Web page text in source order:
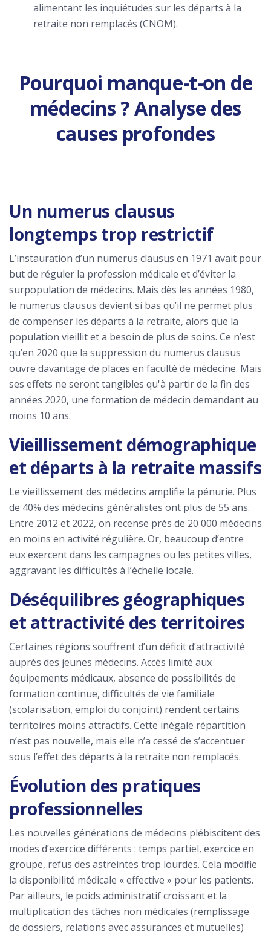
alimentant les inquiétudes sur les départs à la
retraite non remplacés (CNOM).
Pourquoi manque-t-on de
médecins ? Analyse des
causes profondes
Un numerus clausus
longtemps trop restrictif
L’instauration d’un numerus clausus en 1971 avait pour
but de réguler la profession médicale et d’éviter la
surpopulation de médecins. Mais dès les années 1980,
le numerus clausus devient si bas qu’il ne permet plus
de compenser les départs à la retraite, alors que la
population vieillit et a besoin de plus de soins. Ce n’est
qu’en 2020 que la suppression du numerus clausus
ouvre davantage de places en faculté de médecine. Mais
ses effets ne seront tangibles qu'à partir de la fin des
années 2020, une formation de médecin demandant au
moins 10 ans.
Vieillissement démographique
et départs à la retraite massifs
Le vieillissement des médecins amplifie la pénurie. Plus
de 40% des médecins généralistes ont plus de 55 ans.
Entre 2012 et 2022, on recense près de 20 000 médecins
en moins en activité régulière. Or, beaucoup d’entre
eux exercent dans les campagnes ou les petites villes,
aggravant les difficultés à l’échelle locale.
Déséquilibres géographiques
et attractivité des territoires
Certaines régions souffrent d’un déficit d’attractivité
auprès des jeunes médecins. Accès limité aux
équipements médicaux, absence de possibilités de
formation continue, difficultés de vie familiale
(scolarisation, emploi du conjoint) rendent certains
territoires moins attractifs. Cette inégale répartition
n’est pas nouvelle, mais elle n’a cessé de s’accentuer
sous l’effet des départs à la retraite non remplacés.
Évolution des pratiques
professionnelles
Les nouvelles générations de médecins plébiscitent des
modes d’exercice différents : temps partiel, exercice en
groupe, refus des astreintes trop lourdes. Cela modifie
la disponibilité médicale « effective » pour les patients.
Par ailleurs, le poids administratif croissant et la
multiplication des tâches non médicales (remplissage
de dossiers, relations avec assurances et mutuelles)